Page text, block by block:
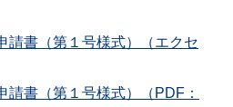
請書（第１号様式）（エクセ
請書（第１号様式）（PDF：